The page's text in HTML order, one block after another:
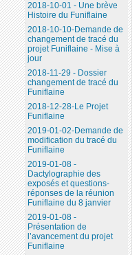
2018-10-01 - Une brève
Histoire du Funiflaine
2018-10-10-Demande de
changement de tracé du
projet Funiflaine - Mise à
jour
2018-11-29 - Dossier
changement de tracé du
Funiflaine
2018-12-28-Le Projet
Funiflaine
2019-01-02-Demande de
modification du tracé du
Funiflaine
2019-01-08 -
Dactylographie des
exposés et questions-
réponses de la réunion
Funiflaine du 8 janvier
2019-01-08 -
Présentation de
l’avancement du projet
Funiflaine